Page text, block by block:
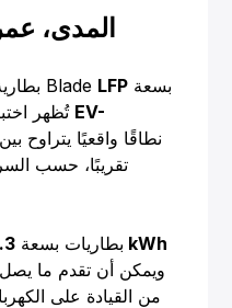
المدى،
بطارية Blade LFP بسعة
. تُظهر اختبارات مستقلة من EV-
نطاقًا واقعيًا يتراوح بين
تقريبًا، حسب
بطاريات بسعة 18.3 kWh
ويمكن أن تقدم ما
من القيادة على